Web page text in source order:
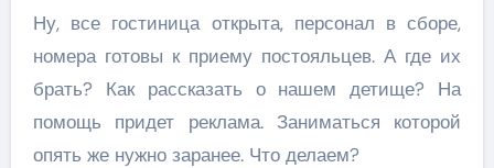
Ну, все гостиница открыта, персонал в сборе,
номера готовы к приему постояльцев. А где их
брать? Как рассказать о нашем детище? На
помощь придет реклама. Заниматься которой
опять же нужно заранее. Что делаем?